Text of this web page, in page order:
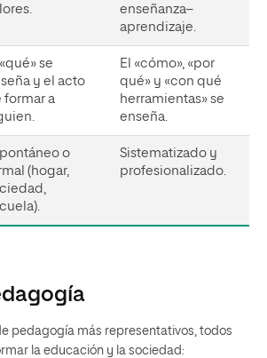
enseñanza–
aprendizaje.
se
y el acto
formar a
El «cómo», «por
qué» y «con qué
herramientas» se
enseña.
o
(hogar,
Sistematizado y
profesionalizado.
pedagogía más representativos, todos
la educación y la sociedad: